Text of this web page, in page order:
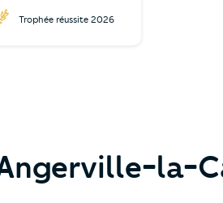
Trophée réussite 2026
la-